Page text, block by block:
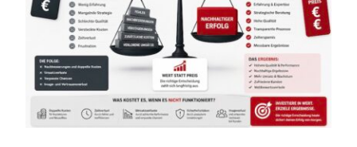
Unsere Produkte
Referenzen
Blog